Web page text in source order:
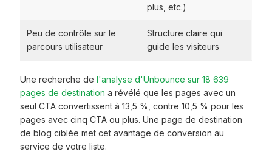
plus, etc.)
Peu de contrôle sur le
parcours utilisateur
Structure claire qui
guide les visiteurs
Une recherche de l'analyse d'Unbounce sur 18 639
pages de destination a révélé que les pages avec un
seul CTA convertissent à 13,5 %, contre 10,5 % pour les
pages avec cinq CTA ou plus. Une page de destination
de blog ciblée met cet avantage de conversion au
service de votre liste.